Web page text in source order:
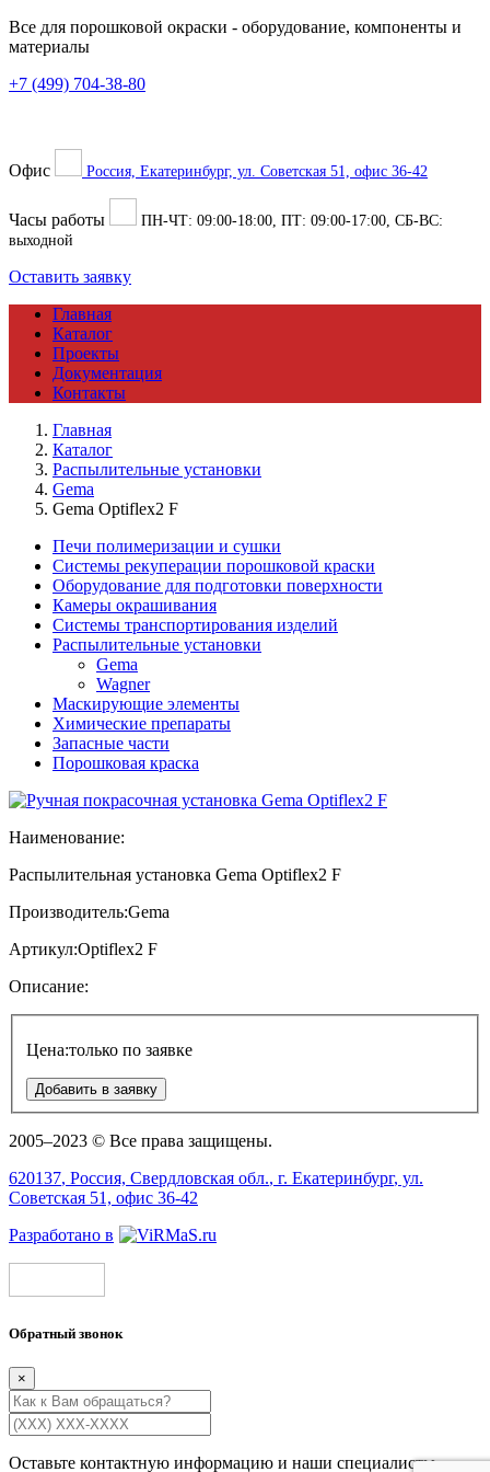
Все для порошковой окраски - оборудование, компоненты и
материалы
+7 (499) 704-38-80
Офис Россия, Екатеринбург, ул. Советская 51, офис 36-42
Часы работы ПН-ЧТ: 09:00-18:00 , ПТ: 09:00-17:00 , СБ-ВС:
выходной
Оставить заявку
Главная
Каталог
Проекты
Документация
Контакты
Главная
Каталог
Распылительные установки
Gema
Gema Optiflex2 F
Печи полимеризации и сушки
Системы рекуперации порошковой краски
Оборудование для подготовки поверхности
Камеры окрашивания
Системы транспортирования изделий
Распылительные установки
Gema
Wagner
Маскирующие элементы
Химические препараты
Запасные части
Порошковая краска
Наименование:
Распылительная установка Gema Optiflex2 F
Производитель:Gema
Артикул:Optiflex2 F
Описание:
Цена:только по заявке
Добавить в заявку
2005–2023 © Все права защищены.
620137, Россия, Свердловская обл., г. Екатеринбург, ул.
Советская 51, офис 36-42
Разработано в
Обратный звонок
×
Оставьте контактную информацию и наши специалисты